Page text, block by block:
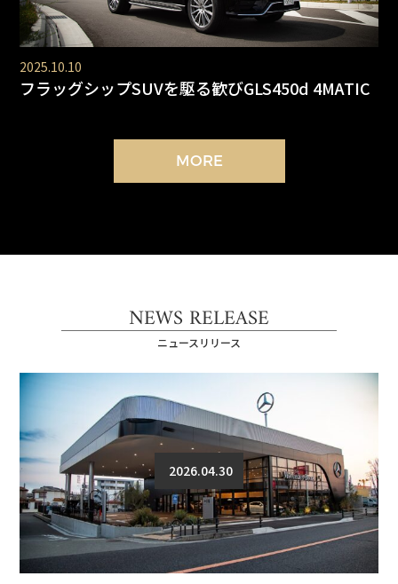
2025.10.10
フラッグシップSUVを駆る歓びGLS450d 4MATIC
MORE
NEWS RELEASE
ニュースリリース
2026.04.30